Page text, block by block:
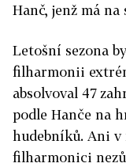
Hanč, jenž má
Letošní sezona
filharmonii
absolvoval 47
podle Hanče na
hudebníků. Ani v
filharmonici